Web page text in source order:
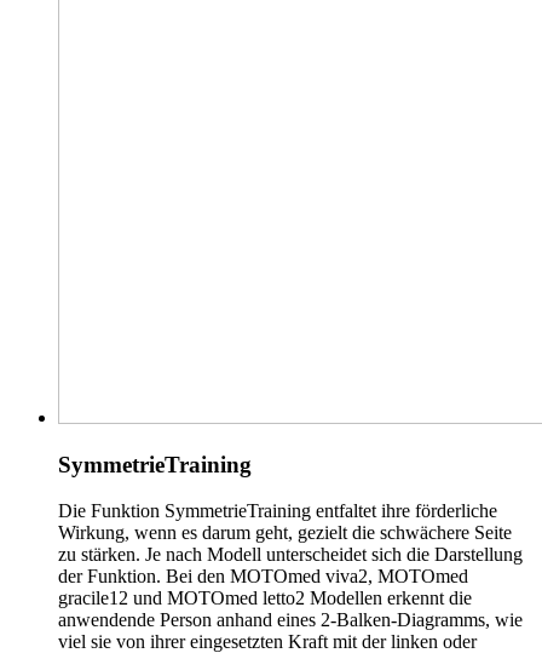
SymmetrieTraining
Die Funktion SymmetrieTraining entfaltet ihre förderliche
Wirkung, wenn es darum geht, gezielt die schwächere Seite
zu stärken. Je nach Modell unterscheidet sich die Darstellung
der Funktion. Bei den MOTOmed viva2, MOTOmed
gracile12 und MOTOmed letto2 Modellen erkennt die
anwendende Person anhand eines 2-Balken-Diagramms, wie
viel sie von ihrer eingesetzten Kraft mit der linken oder